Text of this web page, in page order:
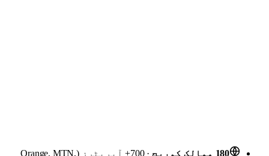
180 ممالک کوریج
· 700+ آپریٹرز (Orange, MTN,